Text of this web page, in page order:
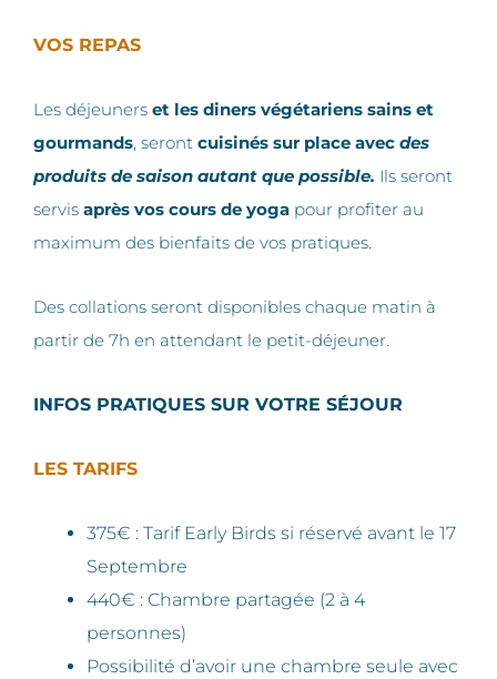
VOS REPAS
Les déjeuners et les diners végétariens sains et
gourmands, seront cuisinés sur place avec des
produits de saison autant que possible. Ils seront
servis après vos cours de yoga pour profiter au
maximum des bienfaits de vos pratiques.
Des collations seront disponibles chaque matin à
partir de 7h en attendant le petit-déjeuner.
INFOS PRATIQUES SUR VOTRE SÉJOUR
LES TARIFS
375€ : Tarif Early Birds si réservé avant le 17
Septembre
440€ : Chambre partagée (2 à 4
personnes)
Possibilité d’avoir une chambre seule avec